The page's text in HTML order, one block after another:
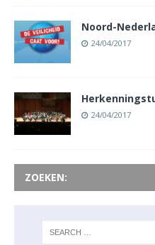
Noord-
24/04/2017
24/04/2017
ZOEKEN: